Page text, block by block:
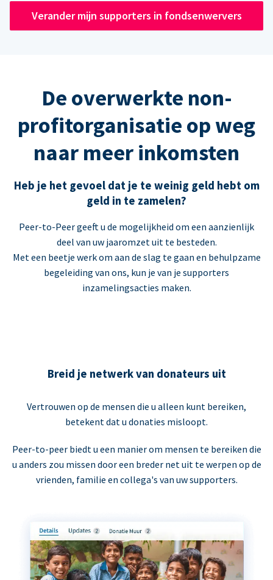
Verander mijn supporters in fondsenwervers
De overwerkte non-
profitorganisatie op weg
naar meer inkomsten
Heb je het gevoel dat je te weinig geld hebt om
geld in te zamelen?
Peer-to-Peer geeft u de mogelijkheid om een aanzienlijk
deel van uw jaaromzet uit te besteden.
Met een beetje werk om aan de slag te gaan en behulpzame
begeleiding van ons, kun je van je supporters
inzamelingsacties maken.
Breid je netwerk van donateurs uit
Vertrouwen op de mensen die u alleen kunt bereiken,
betekent dat u donaties misloopt.
Peer-to-peer biedt u een manier om mensen te bereiken die
u anders zou missen door een breder net uit te werpen op de
vrienden, familie en collega's van uw supporters.